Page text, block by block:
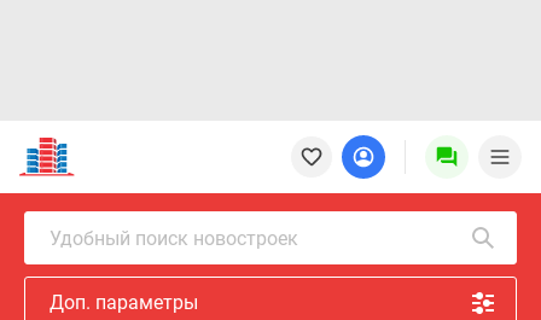
Новостройки
Квартиры
Ипотека
Новостройки
Москвы
Новостройки
Подмосковья
Удобный поиск новостроек
Доп. параметры